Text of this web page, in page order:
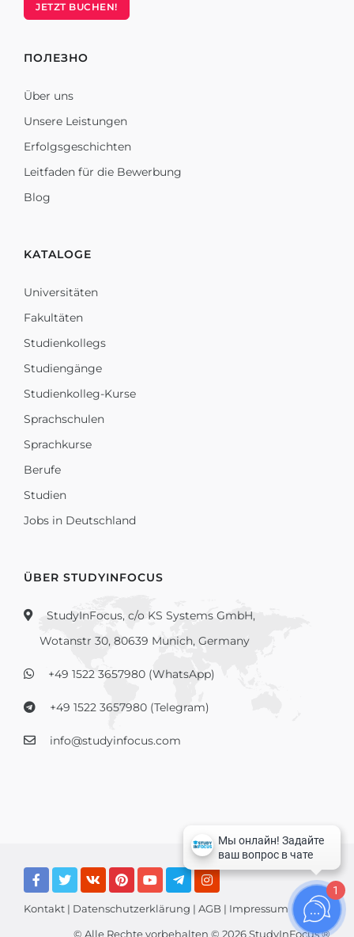
JETZT BUCHEN!
ПОЛЕЗНО
Über uns
Unsere Leistungen
Erfolgsgeschichten
Leitfaden für die Bewerbung
Blog
KATALOGE
Universitäten
Fakultäten
Studienkollegs
Studiengänge
Studienkolleg-Kurse
Sprachschulen
Sprachkurse
Berufe
Studien
Jobs in Deutschland
ÜBER STUDYINFOCUS
StudyInFocus, c/o KS Systems GmbH,
Wotanstr 30, 80639 Munich, Germany
+49 1522 3657980 (WhatsApp)
+49 1522 3657980 (Telegram)
info@studyinfocus.com
Kontakt | Datenschutzerklärung | AGB | Impressum
© Alle Rechte vorbehalten © 2026 StudyInFocus ®
1